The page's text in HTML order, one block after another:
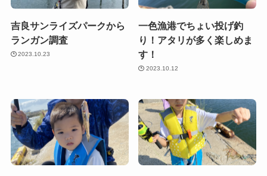
吉良サンライズパークから
ランガン調査
2023.10.23
一色漁港でちょい投げ釣
り！アタリが多く楽しめま
す！
2023.10.12